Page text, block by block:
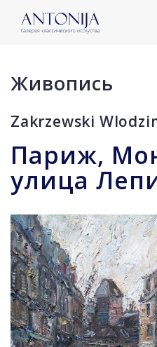
Живопись
Zakrzewski
Париж,
улица